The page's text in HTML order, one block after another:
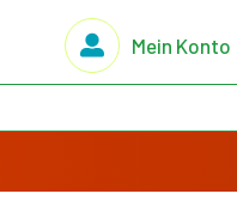
Mein Konto